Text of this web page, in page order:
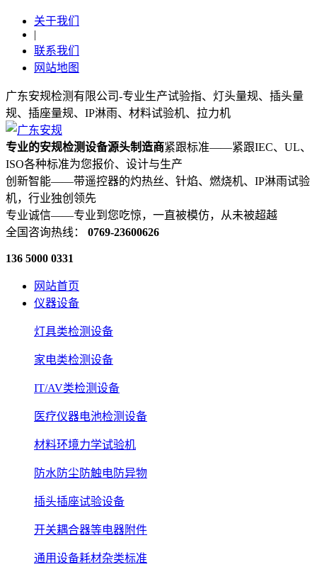
关于我们
|
联系我们
网站地图
广东安规检测有限公司-专业生产试验指、灯头量规、插头量
规、插座量规、IP淋雨、材料试验机、拉力机
专业的安规检测设备源头制造商紧跟标准——紧跟IEC、UL、
ISO各种标准为您报价、设计与生产
创新智能——带遥控器的灼热丝、针焰、燃烧机、IP淋雨试验
机，行业独创领先
专业诚信——专业到您吃惊，一直被模仿，从未被超越
全国咨询热线： 0769-23600626
136 5000 0331
网站首页
仪器设备
灯具类检测设备
家电类检测设备
IT/AV类检测设备
医疗仪器电池检测设备
材料环境力学试验机
防水防尘防触电防异物
插头插座试验设备
开关耦合器等电器附件
通用设备耗材杂类标准